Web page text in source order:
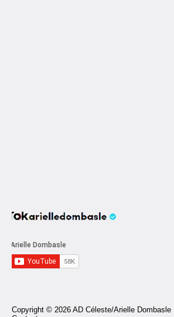
Copyright © 2026 AD Céleste/Arielle Dombasle |